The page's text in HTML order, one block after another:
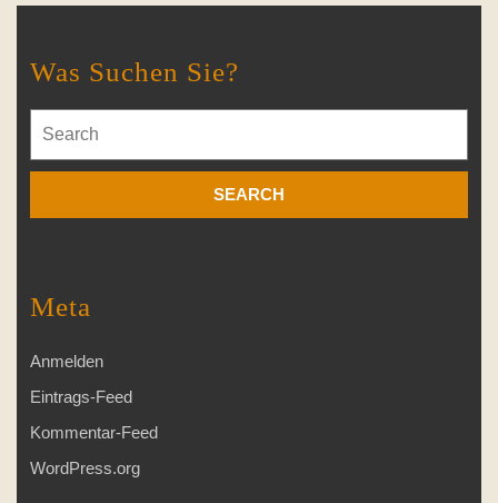
Was Suchen Sie?
for:
Meta
Anmelden
Eintrags-Feed
Kommentar-Feed
WordPress.org